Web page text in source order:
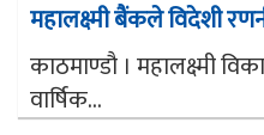
महालक्ष्मी बैंकले विदेशी
काठमाण्डौ । महालक्ष्मी
वार्षिक...